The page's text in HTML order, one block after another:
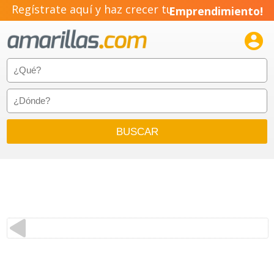
Regístrate aquí y haz crecer tuEmprendimiento!
